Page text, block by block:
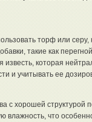
торф или
такие как
известь, которая
и учитывать ее
с хорошей структурой
влажность, что